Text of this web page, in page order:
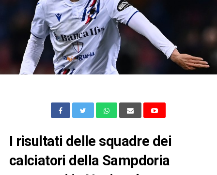
I risultati delle squadre dei
calciatori della Sampdoria